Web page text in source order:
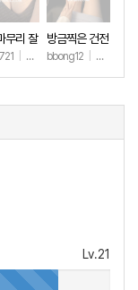
무리 잘
🫶
07.31+266
방금찍은 건전
한 일상샷
bbong12 07.28
Lv.21